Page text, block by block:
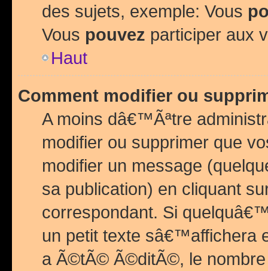
des sujets, exemple: Vous
Vous pouvez participer aux
Haut
Comment modifier ou
A moins dâ€™Ãªtre
modifier ou supprimer que
modifier un message
sa publication) en cliquant
correspondant. Si
un petit texte sâ€™affichera
a Ã©tÃ© Ã©ditÃ©, le